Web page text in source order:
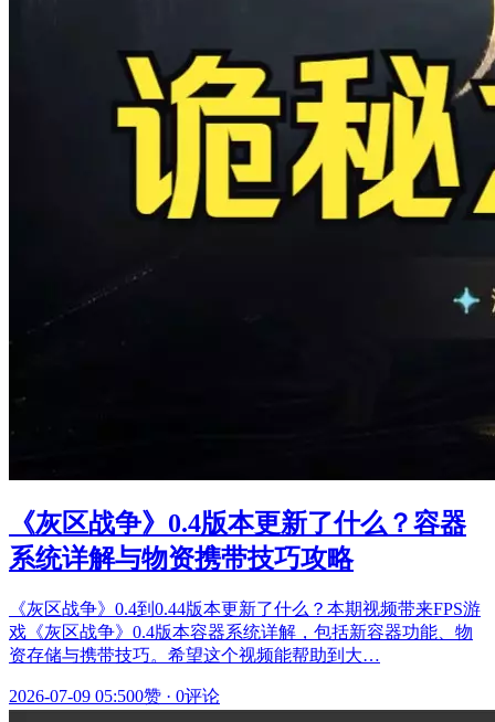
《灰区战争》0.4版本更新了什么？容器
系统详解与物资携带技巧攻略
《灰区战争》0.4到0.44版本更新了什么？本期视频带来FPS游
戏《灰区战争》0.4版本容器系统详解，包括新容器功能、物
资存储与携带技巧。希望这个视频能帮助到大…
2026-07-09 05:500赞 · 0评论